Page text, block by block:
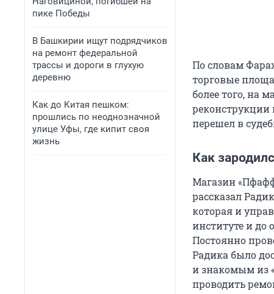
пике Победы
В Башкирии ищут подрядчиков
на ремонт федеральной
трассы и дороги в глухую
деревню
Как до Китая пешком:
прошлись по неоднозначной
улице Уфы, где кипит своя
жизнь
По словам
торговые
более того, на
реконструкции
перешел в
Как
Магазин
рассказал
которая и
институте и до
Постоянно
Радика было
и знакомым из
проводить